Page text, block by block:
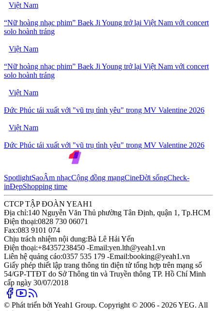
Việt Nam
“Nữ hoàng nhạc phim” Baek Ji Young trở lại Việt Nam với concert
solo hoành tráng
Việt Nam
“Nữ hoàng nhạc phim” Baek Ji Young trở lại Việt Nam với concert
solo hoành tráng
Việt Nam
Đức Phúc tái xuất với "vũ trụ tình yêu" trong MV Valentine 2026
Việt Nam
Đức Phúc tái xuất với "vũ trụ tình yêu" trong MV Valentine 2026
SpotlightSaoÂm nhạcCộng đồng mạngCineĐời sốngCheck-
inĐẹpShopping time
CTCP TẬP ĐOÀN YEAH1
Địa chỉ:140 Nguyễn Văn Thủ phường Tân Định, quận 1, Tp.HCM
Điện thoại:0828 730 06071
Fax:083 9101 074
Chịu trách nhiệm nội dung:Bà Lê Hải Yến
Điện thoại:+84357238450 -Email:yen.lth@yeah1.vn
Liên hệ quảng cáo:0357 535 179 -Email:booking@yeah1.vn
Giấy phép thiết lập trang thông tin điện tử tổng hợp trên mạng số
54/GP-TTĐT do Sở Thông tin và Truyền thông TP. Hồ Chí Minh
cấp ngày 30/07/2018
© Phát triển bởi Yeah1 Group. Copyright © 2006 - 2026 YEG. All